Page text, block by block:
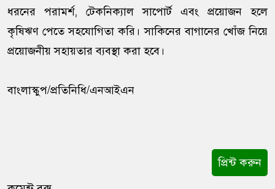
ধরনের পরামর্শ, টেকনিক্যাল সাপোর্ট এবং প্রয়োজন হলে
কৃষিঋণ পেতে সহযোগিতা করি। সাকিনের বাগানের খোঁজ নিয়ে
প্রয়োজনীয় সহায়তার ব্যবস্থা করা হবে।
বাংলাস্কুপ/প্রতিনিধি/এনআইএন
প্রিন্ট করুন